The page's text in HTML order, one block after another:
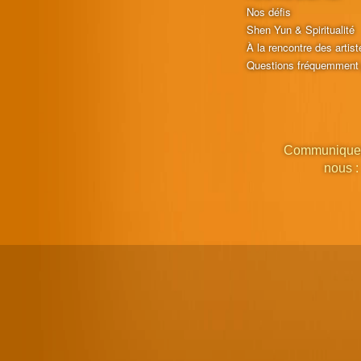
Nos défis
Shen Yun & Spiritualité
À la rencontre des
Questions
nous :